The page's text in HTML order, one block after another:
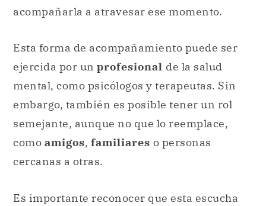
acompañarla a atravesar ese momento.
Esta forma de acompañamiento puede ser
ejercida por un profesional de la salud
mental, como psicólogos y terapeutas. Sin
embargo, también es posible tener un rol
semejante, aunque no que lo reemplace,
como amigos, familiares o personas
cercanas a otras.
Es importante reconocer que esta escucha